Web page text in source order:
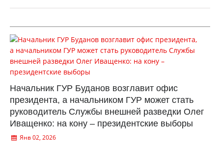
Начальник ГУР Буданов возглавит офис
президента, а начальником ГУР может стать
руководитель Службы внешней разведки Олег
Иващенко: на кону – президентские выборы
Янв 02, 2026